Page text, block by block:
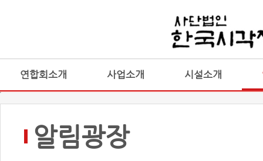
연합회소개 사업소개 시설소개
알림광장